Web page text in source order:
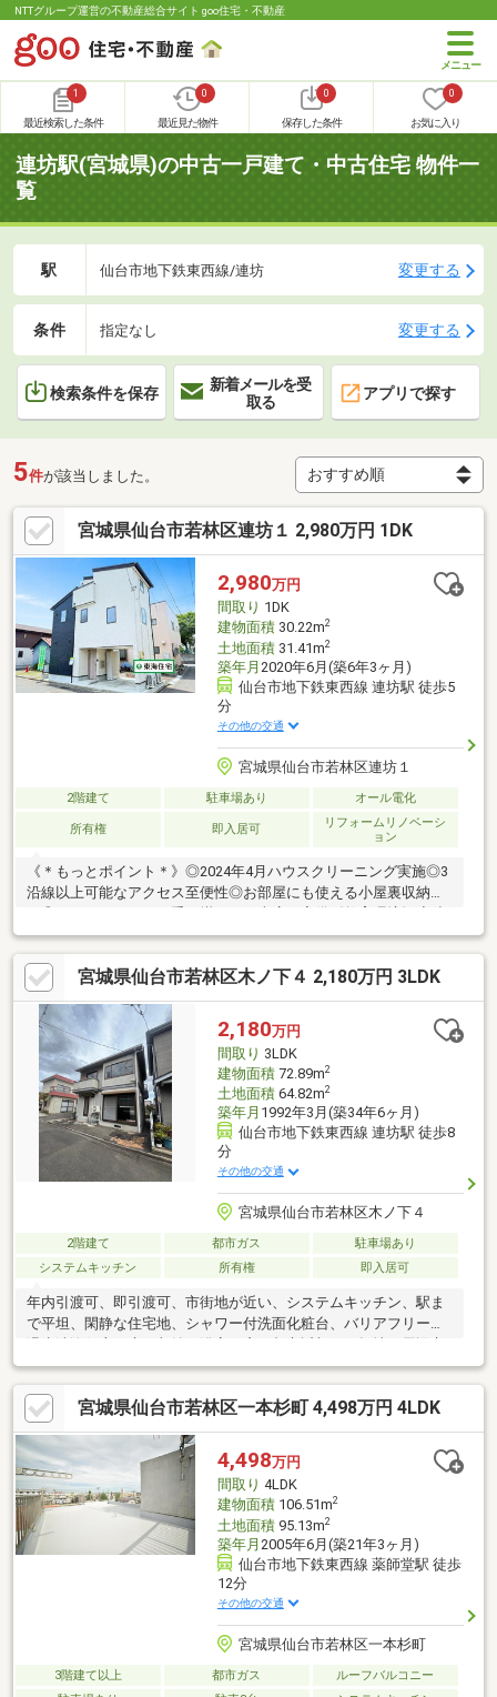
NTTグループ運営の不動産総合サイト goo住宅・不動産
1
最近検索した条件
0
最近見た物件
0
保存した条件
0
お気に入り
連坊駅(宮城県)の中古一戸建て・中古住宅 物件一
覧
駅 仙台市地下鉄東西線/連坊 変更する
条件 指定なし 変更する
検索条件を保存
新着メールを受
取る
アプリで探す
5件が該当しました。
宮城県仙台市若林区連坊１ 2,980万円 1DK
2,980万円
間取り 1DK
建物面積30.22m2
土地面積31.41m2
築年月 2020年6月(築6年3ヶ月)
仙台市地下鉄東西線 連坊駅 徒歩5
分
その他の交通
宮城県仙台市若林区連坊１
2階建て 駐車場あり オール電化
所有権 即入居可
リフォームリノベーシ
ョン
《＊もっとポイント＊》◎2024年4月ハウスクリーニング実施◎3
沿線以上可能なアクセス至便性◎お部屋にも使える小屋裏収納付
坊小路小学校 徒歩1分(60ｍ)◇東華中学校 徒歩16分(1200ｍ)◇
穀町保育園 徒歩6分(451ｍ)《周辺環境》◇セブンイレブン 仙台
連坊1丁目店 徒歩2分(123ｍ)◇仙台連坊郵便局 徒歩8分(580
ｍ)◇ココカラファイン五橋店 徒歩8分(580ｍ)◇みやぎ生協 新
寺店 徒歩11分(848ｍ)◇ヨドバシ仙台ビル 徒歩16分(1276ｍ)
宮城県仙台市若林区木ノ下４ 2,180万円 3LDK
2,180万円
間取り 3LDK
建物面積72.89m2
土地面積64.82m2
築年月 1992年3月(築34年6ヶ月)
仙台市地下鉄東西線 連坊駅 徒歩8
分
その他の交通
宮城県仙台市若林区木ノ下４
2階建て 都市ガス
駐車場あり
システムキッチン
所有権 即入居可
年内引渡可、即引渡可、市街地が近い、システムキッチン、駅ま
で平坦、閑静な住宅地、シャワー付洗面化粧台、バリアフリー、
通量少なめ
宮城県仙台市若林区一本杉町 4,498万円 4LDK
4,498万円
間取り 4LDK
建物面積106.51m2
土地面積95.13m2
築年月 2005年6月(築21年3ヶ月)
仙台市地下鉄東西線 薬師堂駅 徒歩
12分
その他の交通
宮城県仙台市若林区一本杉町
3階建て以上 都市ガス
ルーフバルコニー